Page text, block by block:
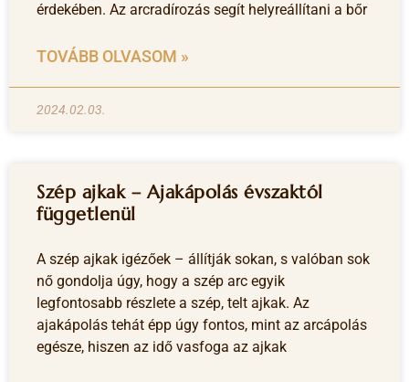
érdekében. Az arcradírozás segít helyreállítani a bőr
TOVÁBB OLVASOM »
2024.02.03.
Szép ajkak – Ajakápolás évszaktól
függetlenül
A szép ajkak igézőek – állítják sokan, s valóban sok
nő gondolja úgy, hogy a szép arc egyik
legfontosabb részlete a szép, telt ajkak. Az
ajakápolás tehát épp úgy fontos, mint az arcápolás
egésze, hiszen az idő vasfoga az ajkak